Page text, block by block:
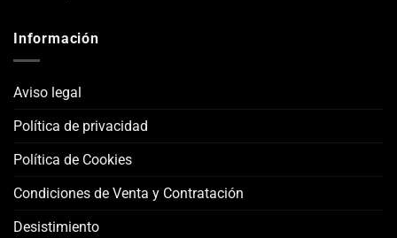
Información
Aviso legal
Política de privacidad
Política de Cookies
Condiciones de Venta y Contratación
Desistimiento